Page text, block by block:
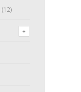
(12)